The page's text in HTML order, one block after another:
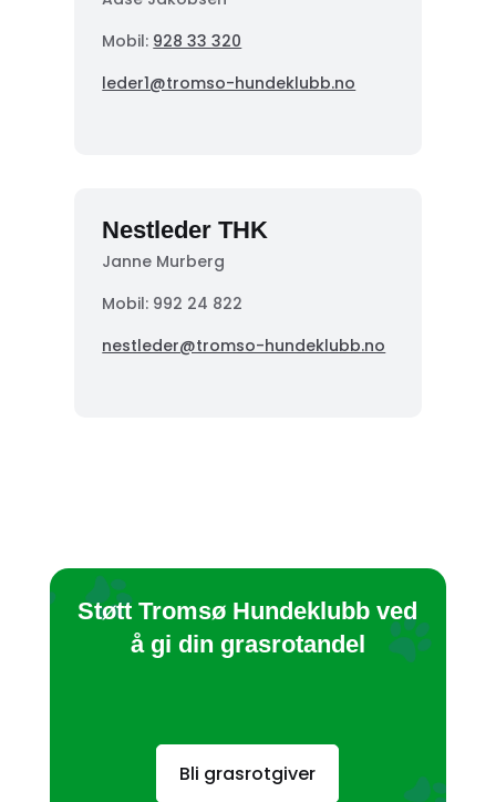
Mobil: 928 33 320
leder1@tromso-hundeklubb.no
Nestleder THK
Janne Murberg
Mobil: 992 24 822
nestleder@tromso-hundeklubb.no
Støtt Tromsø Hundeklubb ved
å gi din grasrotandel
Bli grasrotgiver